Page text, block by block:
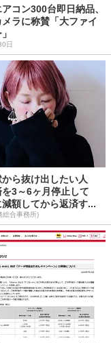
コン300台即日納品、
メラに称賛「大ファイ
日
から抜け出したい人
3～6ヶ月停止して
減額してから返済す...
総合事務所)